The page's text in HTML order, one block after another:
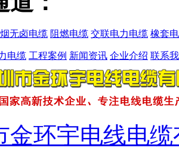
无卤电缆 阻燃电缆 交联电力电缆 橡套
电缆 工程案例 新闻资讯 企业介绍 联系
金环宇电线电